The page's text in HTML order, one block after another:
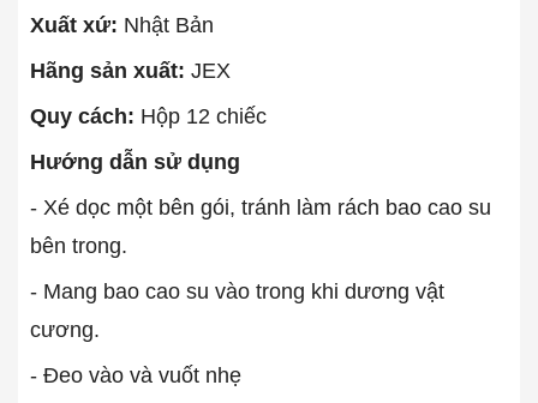
Xuất xứ: Nhật Bản
Hãng sản xuất: JEX
Quy cách: Hộp 12 chiếc
Hướng dẫn sử dụng
- Xé dọc một bên gói, tránh làm rách bao cao su
bên trong.
- Mang bao cao su vào trong khi dương vật
cương.
- Đeo vào và vuốt nhẹ